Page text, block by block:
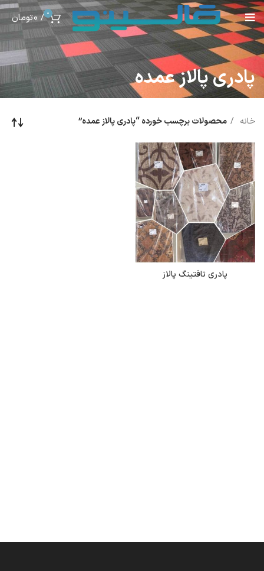
0
/
0تومان
پادری پالاز عمده
خانه محصولات برچسب خورده “پادری پالاز عمده”
پادری تافتینگ پالاز